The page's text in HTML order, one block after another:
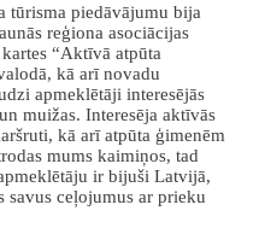
tūrisma piedāvājumu bija
reģiona asociācijas
“Aktīvā atpūta
kā arī novadu
apmeklētāji interesējās
muižas. Interesēja aktīvās
kā arī atpūta ģimenēm
mums kaimiņos, tad
ir bijuši Latvijā,
savus ceļojumus ar prieku